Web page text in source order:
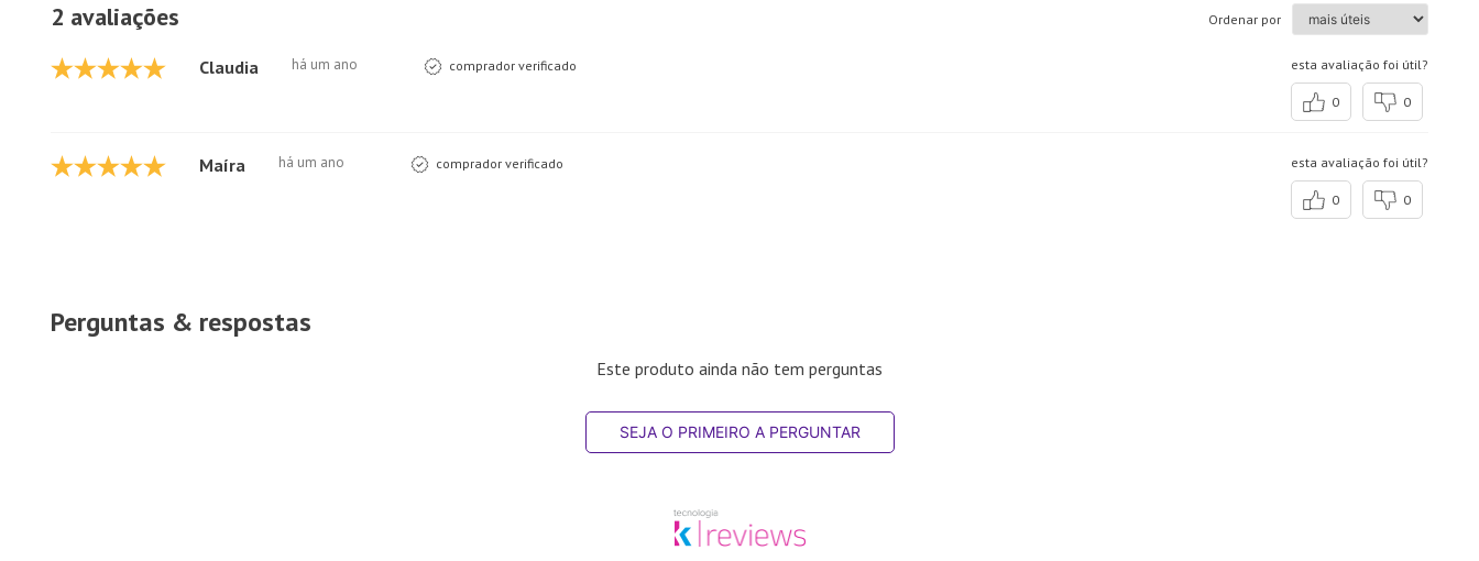
2 avaliações Ordenar por
Claudia há um ano comprador verificado esta avaliação foi útil?
0 0
Maíra há um ano comprador verificado esta avaliação foi útil?
0 0
Perguntas & respostas
Este produto ainda não tem perguntas
SEJA O PRIMEIRO A PERGUNTAR